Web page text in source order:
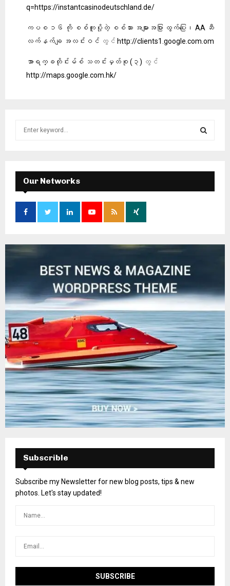
q=https://instantcasinodeutschland.de/
ကပစ ၁၆ ကို စစ်ကူပို့တဲ့ စစ်သား အများအပြား ထွက်ပြေး၊ AA ဆီ
လက်နက်ချ အလင်းဝင် တွင် http://clients1.google.com.om
အာရက္ခတိုင်းမ်စ် သတင်းမှတ်စု (၃) တွင်
http://maps.google.com.hk/
f
o
:
E
A
Our Networks
Subscrible
Subscribe my Newsletter for new blog posts, tips & new
photos. Let's stay updated!